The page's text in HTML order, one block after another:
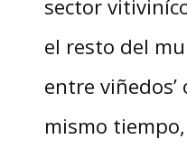
sector
el resto del
entre
mismo